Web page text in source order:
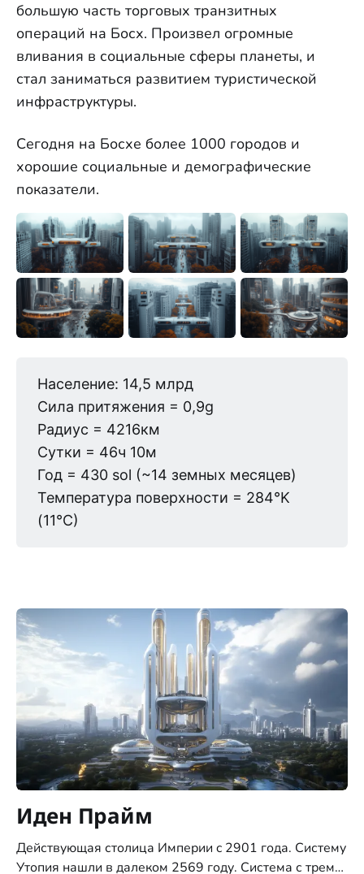
большую часть торговых транзитных
операций на Босх. Произвел огромные
вливания в социальные сферы планеты, и
стал заниматься развитием туристической
инфраструктуры.
Сегодня на Босхе более 1000 городов и
хорошие социальные и демографические
показатели.
Население: 14,5 млрд
Сила притяжения = 0,9g
Радиус = 4216км
Сутки = 46ч 10м
Год = 430 sol (~14 земных месяцев)
Температура поверхности = 284°K
(11°C)
Иден Прайм
Действующая столица Империи c 2901 года. Систему
Утопия нашли в далеком 2569 году. Система с тремя